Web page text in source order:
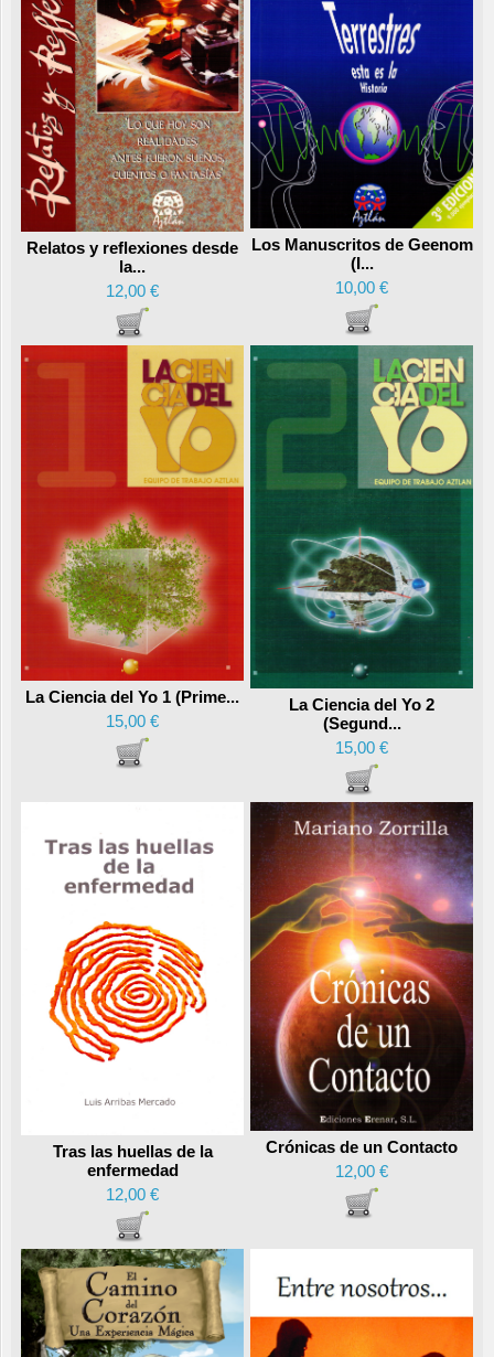
Relatos y reflexiones desde
la...
12,00 €
Los Manuscritos de Geenom
(I...
10,00 €
La Ciencia del Yo 1 (Prime...
15,00 €
La Ciencia del Yo 2
(Segund...
15,00 €
Tras las huellas de la
enfermedad
12,00 €
Crónicas de un Contacto
12,00 €